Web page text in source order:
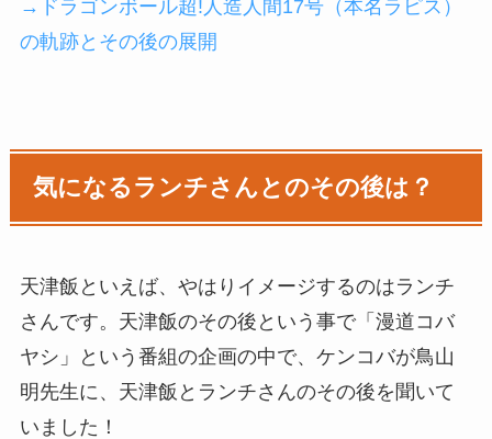
→ドラゴンボール超!人造人間17号（本名ラピス）
の軌跡とその後の展開
気になるランチさんとのその後は？
天津飯といえば、やはりイメージするのはランチ
さんです。天津飯のその後という事で「漫道コバ
ヤシ」という番組の企画の中で、ケンコバが鳥山
明先生に、天津飯とランチさんのその後を聞いて
いました！